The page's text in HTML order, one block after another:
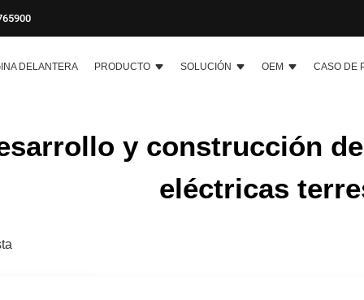
DELANTERA PRODUCTO SOLUCIÓN OEM CASO DE
y construcción
eléctricas